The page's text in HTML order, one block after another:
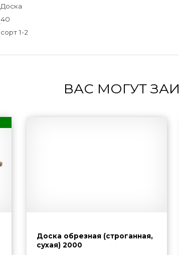
Доска
40
сорт 1-2
ВАС МОГУТ
Доска обрезная (строганная,
сухая) 2000